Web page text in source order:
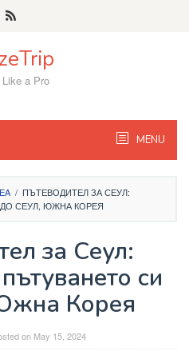
a Pro
MENU
/ ПЪТЕВОДИТЕЛ ЗА СЕУЛ:
СЕУЛ, ЮЖНА КОРЕЯ
за Сеул:
си
Корея
on May 15, 2024